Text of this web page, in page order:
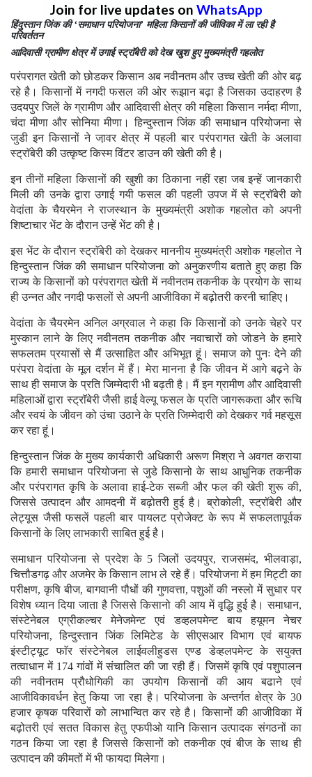
Join for live updates on WhatsApp
हिंदुस्तान जिंक की ‘समाधान परियोजना’ महिला किसानों की जीविका में ला रही है
परिवर्ततन
आदिवासी ग्रामीण क्षेत्र में उगाई स्ट्राॅबेरी को देख खुश हुए मुख्यमंत्री गहलोत
परंपरागत खेती को छोडकर किसान अब नवीनतम और उच्च खेती की ओर बढ़
रहे है। किसानों में नगदी फसल की ओर रूझान बढ़ा है जिसका उदाहरण है
उदयपुर जिलें के ग्रामीण और आदिवासी क्षेत्र की महिला किसान नर्मदा मीणा,
चंदा मीणा और सोनिया मीणा। हिन्दुस्तान जिंक की समाधान परियोजना से
जुडी इन किसानों ने जा़वर क्षेत्र में पहली बार परंपरागत खेती के अलावा
स्ट्राॅबेरी की उत्कृष्ट किस्म विंटर डाउन की खेती की है।
इन तीनों महिला किसानों की खुशी का ठिकाना नहीं रहा जब इन्हें जानकारी
मिली की उनके द्वारा उगाई गयी फसल की पहली उपज में से स्ट्राॅबेरी को
वेदांता के चैयरमेन ने राजस्थान के मुख्यमंत्री अशोक गहलोत को अपनी
शिष्टाचार भेंट के दौरान उन्हें भेंट की है।
इस भेंट के दौरान स्ट्राॅबेरी को देखकर माननीय मुख्यमंत्री अशोक गहलोत ने
हिन्दुस्तान जिंक की समाधान परियोजना को अनुकरणीय बताते हुए कहा कि
राज्य के किसानों को परंपरागत खेती में नवीनतम तकनीक के प्रयोग के साथ
ही उन्नत और नगदी फसलों से अपनी आजीविका में बढ़ोतरी करनी चाहिए।
वेदांता के चैयरमेन अनिल अग्रवाल ने कहा कि किसानों को उनके चेहरे पर
मुस्कान लाने के लिए नवीनतम तकनीक और नवाचारों को जोडने के हमारे
सफलतम प्रयासों से मैं उत्साहित और अभिभूत हूं। समाज को पुनः देने की
परंपरा वेदांता के मूल दर्शन में हैं। मेरा मानना है कि जीवन में आगे बढ़ने के
साथ ही समाज के प्रति जिम्मेदारी भी बढ़ती है। मैं इन ग्रामीण और आदिवासी
महिलाओं द्वारा स्ट्राॅबेरी जैसी हाई वेल्यू फसल के प्रति जागरूकता और रूचि
और स्वयं के जीवन को उंचा उठाने के प्रति जिम्मेदारी को देखकर गर्व महसूस
कर रहा हूं।
हिन्दुस्तान जिंक के मुख्य कार्यकारी अधिकारी अरूण मिश्रा ने अवगत कराया
कि हमारी समाधान परियोजना से जुडे किसानो के साथ आधुनिक तकनीक
और परंपरागत कृषि के अलावा हाई-टेक सब्जी और फल की खेती शुरू की,
जिससे उत्पादन और आमदनी में बढ़ोतरी हुई है। ब्रोकोली, स्ट्रॉबेरी और
लेट्यूस जैसी फसलें पहली बार पायलट प्रोजेक्ट के रूप में सफलतापूर्वक
किसानों के लिए लाभकारी साबित हुई है।
समाधान परियोजना से प्रदेश के 5 जिलों उदयपुर, राजसमंद, भीलवाड़ा,
चित्तौडगढ़ और अजमेर के किसान लाभ ले रहे हैं। परियोजना में हम मिट्टी का
परीक्षण, कृषि बीज, बागवानी पौधों की गुणवत्ता, पशुओं की नस्लो में सुधार पर
विशेष ध्यान दिया जाता है जिससे किसानो की आय में वृद्धि हुई है। समाधान,
संस्टेनेबल एग्रीकल्चर मेनेजमेन्ट एवं डव्हलपमेन्ट बाय हयूमन नेचर
परियोजना, हिन्दुस्तान जिंक लिमिटेड के सीएसआर विभाग एवं बायफ
इंस्टीट्यूट फाॅर संस्टेनेबल लाईवलीहुडस एण्ड डेव्हलपमेन्ट के सयुक्त
तत्वाधान में 174 गांवों में संचालित की जा रही हैं। जिसमें कृषि एवं पशुपालन
की नवीनतम प्रौधोगिकी का उपयोग किसानों की आय बढाने एवं
आजीविकावर्धन हेतु किया जा रहा है। परियोजना के अन्तर्गत क्षेत्र के 30
हजार कृषक परिवारों को लाभान्वित कर रहे है। किसानों की आजीविका में
बढ़ोतरी एवं सतत विकास हेतु एफपीओ यानि किसान उत्पादक संगठनों का
गठन किया जा रहा है जिससे किसानों को तकनीक एवं बीज के साथ ही
उत्पादन की कीमतों में भी फायदा मिलेगा।